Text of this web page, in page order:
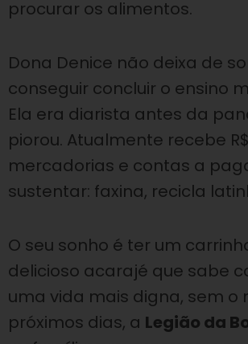
procurar os alimentos.
Dona Denice não deixa de
conseguir concluir o ensino
Ela era diarista antes da
piorou. Atualmente recebe
mercadorias e contas a
sustentar: faxina, recicla
O seu sonho é ter um
delicioso acarajé que sabe
uma vida mais digna, sem
próximos dias, a Legião da